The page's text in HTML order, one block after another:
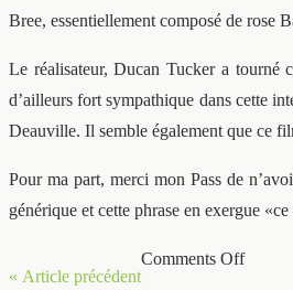
Bree, essentiellement composé de rose
Le réalisateur, Ducan Tucker a tourné
d’ailleurs fort sympathique dans cette
Deauville. Il semble également que ce
Pour ma part, merci mon Pass de
générique et cette phrase en exergue
« Article précédent
Comments Off